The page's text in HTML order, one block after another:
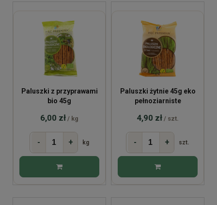
Paluszki z przyprawami
bio 45g
6,00 zł / kg
- + kg
Paluszki żytnie 45g eko
pełnoziarniste
4,90 zł / szt.
- + szt.